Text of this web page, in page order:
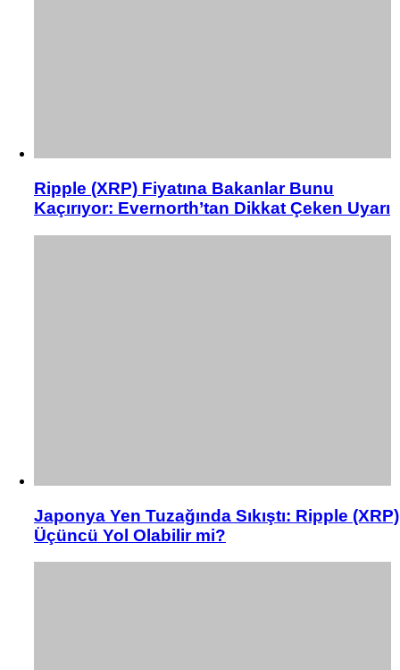
Ripple (XRP) Fiyatına Bakanlar Bunu
Kaçırıyor: Evernorth’tan Dikkat Çeken Uyarı
Japonya Yen Tuzağında Sıkıştı: Ripple (XRP)
Üçüncü Yol Olabilir mi?